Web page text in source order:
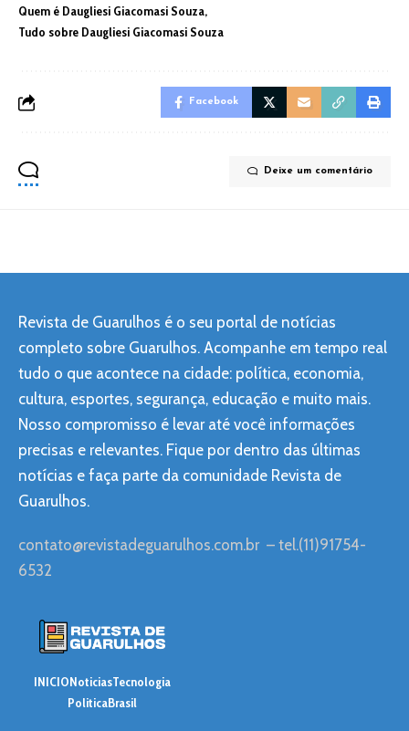
Quem é Daugliesi Giacomasi Souza
Tudo sobre Daugliesi Giacomasi Souza
Facebook
Deixe um comentário
Revista de Guarulhos é o seu portal de notícias
completo sobre Guarulhos. Acompanhe em tempo real
tudo o que acontece na cidade: política, economia,
cultura, esportes, segurança, educação e muito mais.
Nosso compromisso é levar até você informações
precisas e relevantes. Fique por dentro das últimas
notícias e faça parte da comunidade Revista de
Guarulhos.
contato@revistadeguarulhos.com.br– tel.(11)91754-
6532
INICIONoticiasTecnologia
PoliticaBrasil